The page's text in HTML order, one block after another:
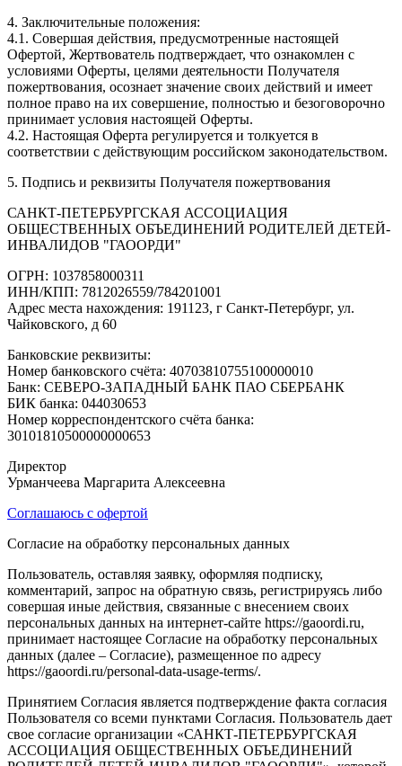
4. Заключительные положения:
4.1. Совершая действия, предусмотренные настоящей
Офертой, Жертвователь подтверждает, что ознакомлен с
условиями Оферты, целями деятельности Получателя
пожертвования, осознает значение своих действий и имеет
полное право на их совершение, полностью и безоговорочно
принимает условия настоящей Оферты.
4.2. Настоящая Оферта регулируется и толкуется в
соответствии с действующим российском законодательством.
5. Подпись и реквизиты Получателя пожертвования
САНКТ-ПЕТЕРБУРГСКАЯ АССОЦИАЦИЯ
ОБЩЕСТВЕННЫХ ОБЪЕДИНЕНИЙ РОДИТЕЛЕЙ ДЕТЕЙ-
ИНВАЛИДОВ "ГАООРДИ"
ОГРН: 1037858000311
ИНН/КПП: 7812026559/784201001
Адрес места нахождения: 191123, г Санкт-Петербург, ул.
Чайковского, д 60
Банковские реквизиты:
Номер банковского счёта: 40703810755100000010
Банк: СЕВЕРО-ЗАПАДНЫЙ БАНК ПАО СБЕРБАНК
БИК банка: 044030653
Номер корреспондентского счёта банка:
30101810500000000653
Директор
Урманчеева Маргарита Алексеевна
Соглашаюсь с офертой
Согласие на обработку персональных данных
Пользователь, оставляя заявку, оформляя подписку,
комментарий, запрос на обратную связь, регистрируясь либо
совершая иные действия, связанные с внесением своих
персональных данных на интернет-сайте https://gaoordi.ru,
принимает настоящее Согласие на обработку персональных
данных (далее – Согласие), размещенное по адресу
https://gaoordi.ru/personal-data-usage-terms/.
Принятием Согласия является подтверждение факта согласия
Пользователя со всеми пунктами Согласия. Пользователь дает
свое согласие организации «САНКТ-ПЕТЕРБУРГСКАЯ
АССОЦИАЦИЯ ОБЩЕСТВЕННЫХ ОБЪЕДИНЕНИЙ